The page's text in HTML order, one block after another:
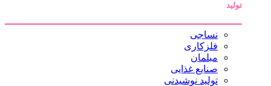
تولید
نساجی
فلزکاری
مبلمان
صنایع غذایی
تولید نوشیدنی